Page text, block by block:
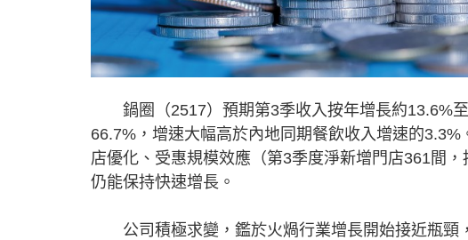
鍋圈（2517）預期第3季收入按年增長約13.6%
66.7%，增速大幅高於內地同期餐飲收入增速的
店優化、受惠規模效應（第3季度淨新增門店361間
仍能保持快速增長。
公司積極求變，鑑於火煱行業增長開始接近瓶頸